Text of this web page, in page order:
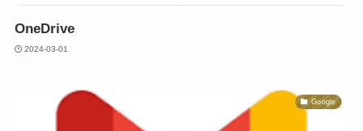
OneDrive
2024-03-01
Google